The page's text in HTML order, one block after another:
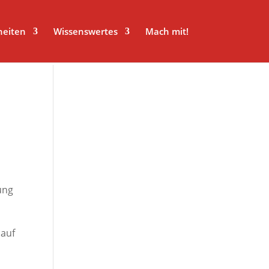
Wissenswertes Mach mit!